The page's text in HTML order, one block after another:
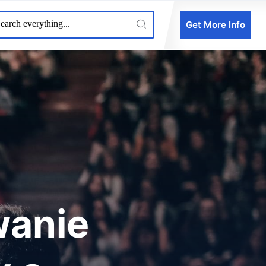
Get More Info